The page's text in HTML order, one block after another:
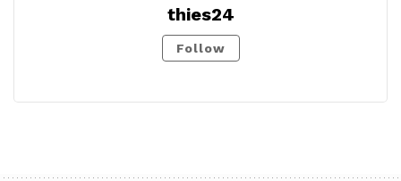
thies24
Follow